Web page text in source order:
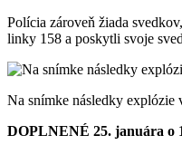
Polícia zároveň žiada
linky 158 a poskytli svoje
Na snímke následky
DOPLNENÉ 25. januára o